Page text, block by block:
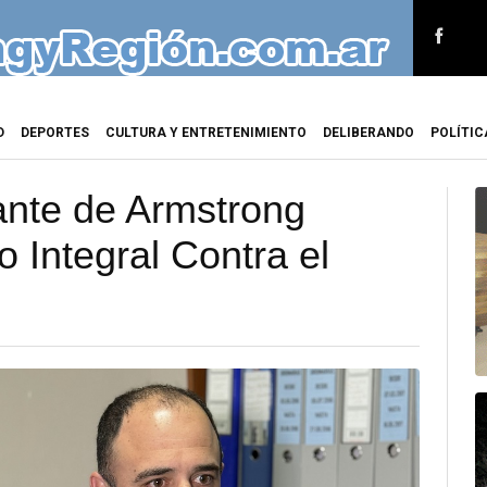
DEPORTES CULTURA Y ENTRETENIMIENTO DELIBERANDO
de Armstrong
Integral Contra el